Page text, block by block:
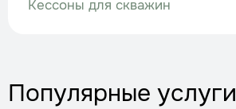
Кессоны для скважин
Популярные услуги